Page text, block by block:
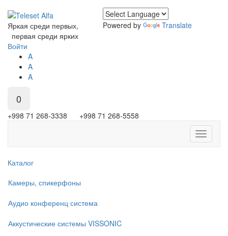
Powered by Translate
Яркая среди первых,
первая среди ярких
Войти
A
A
A
0
+998 71 268-3338 +998 71 268-5558
Toggle
Каталог
Камеры, спикерфоны
Аудио конференц система
Аккустические системы VISSONIC